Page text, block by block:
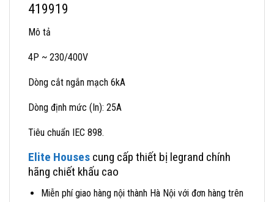
419919
Mô tả
4P ~ 230/400V
Dòng cắt ngắn mạch 6kA
Dòng định mức (In): 25A
Tiêu chuẩn IEC 898.
Elite Houses cung cấp thiết bị legrand chính
hãng chiết khấu cao
Miễn phí giao hàng nội thành Hà Nội với đơn hàng trên